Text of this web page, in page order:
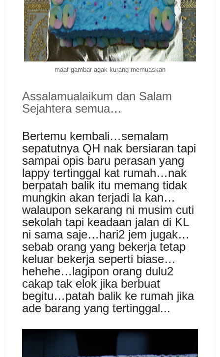
maaf gambar agak kurang memuaskan
Assalamualaikum dan Salam
Sejahtera semua…
Bertemu kembali…semalam
sepatutnya QH nak bersiaran tapi
sampai opis baru perasan yang
lappy tertinggal kat rumah…nak
berpatah balik itu memang tidak
mungkin akan terjadi la kan…
walaupon sekarang ni musim cuti
sekolah tapi keadaan jalan di KL
ni sama saje…hari2 jem jugak…
sebab orang yang bekerja tetap
keluar bekerja seperti biase…
hehehe…lagipon orang dulu2
cakap tak elok jika berbuat
begitu…patah balik ke rumah jika
ade barang yang tertinggal...